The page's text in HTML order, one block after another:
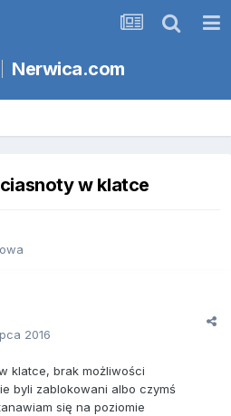
Nerwica.com
w klatce
2016
klatce, brak możliwości
byli zablokowani albo czymś
się na poziomie